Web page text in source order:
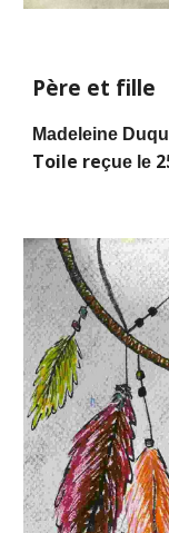
Père et fille
Madeleine
Toile reçue le